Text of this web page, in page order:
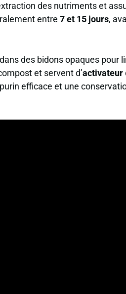
des nutriments et
entre 7 et 15 jours,
des bidons opaques pour
et servent d’activateur
efficace et une